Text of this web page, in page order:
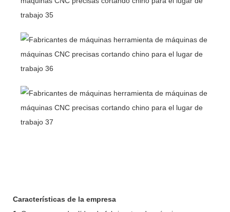
Características de la empresa